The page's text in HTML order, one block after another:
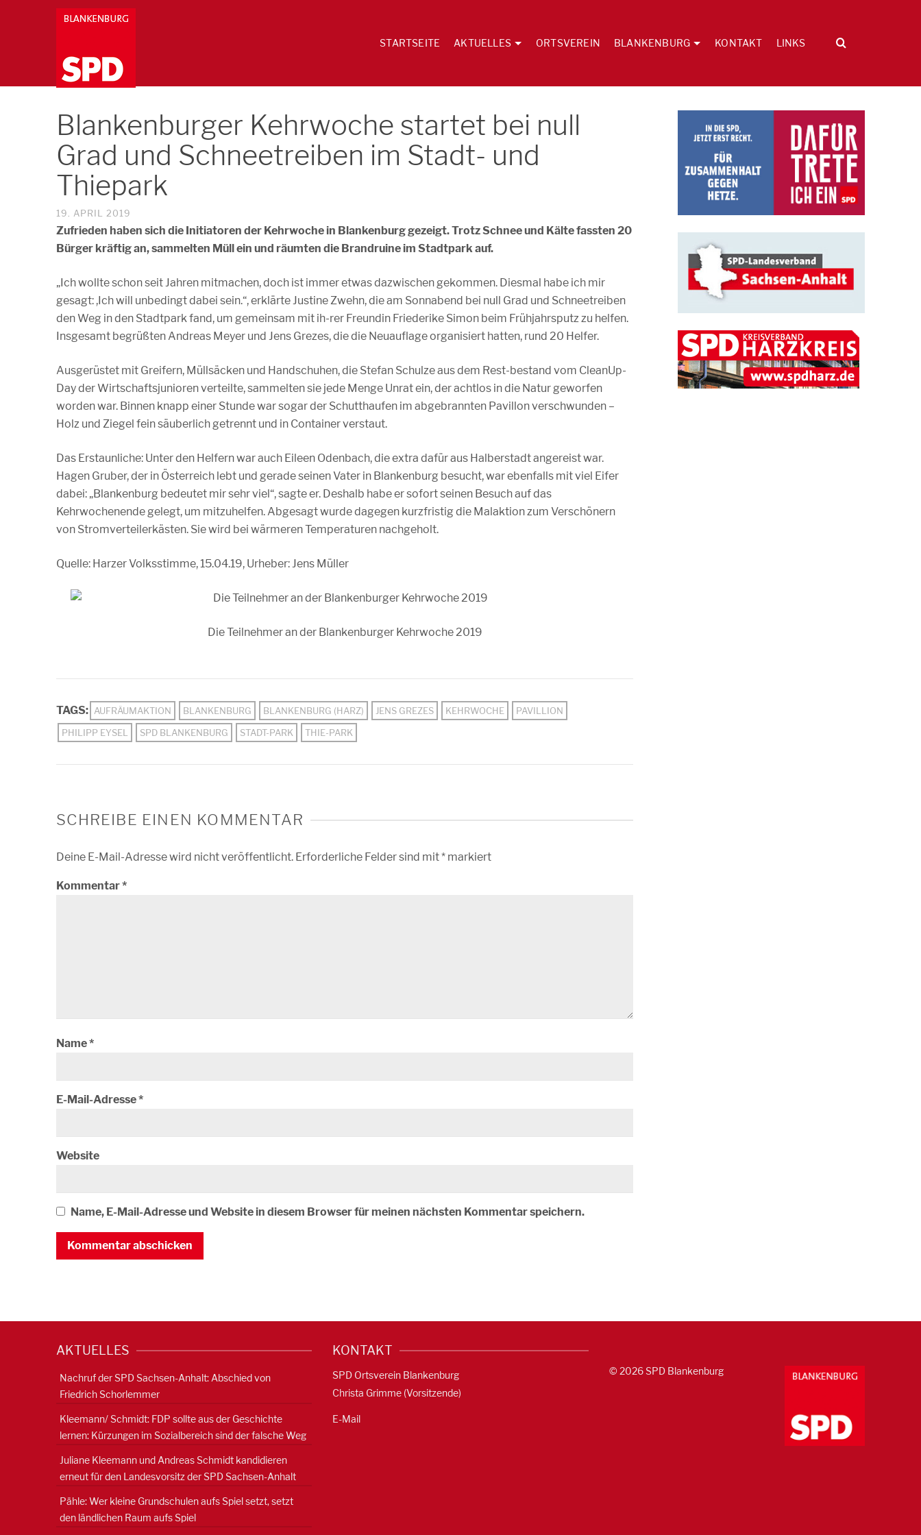
STARTSEITE AKTUELLES ORTSVEREIN BLANKENBURG KONTAKT LINKS
Blankenburger Kehrwoche startet bei null
Grad und Schneetreiben im Stadt- und
Thiepark
19. APRIL 2019
Zufrieden haben sich die Initiatoren der Kehrwoche in Blankenburg gezeigt. Trotz Schnee und Kälte fassten 20
Bürger kräftig an, sammelten Müll ein und räumten die Brandruine im Stadtpark auf.
„Ich wollte schon seit Jahren mitmachen, doch ist immer etwas dazwischen gekommen. Diesmal habe ich mir
gesagt: ,Ich will unbedingt dabei sein.“, erklärte Justine Zwehn, die am Sonnabend bei null Grad und Schneetreiben
den Weg in den Stadtpark fand, um gemeinsam mit ih-rer Freundin Friederike Simon beim Frühjahrsputz zu helfen.
Insgesamt begrüßten Andreas Meyer und Jens Grezes, die die Neuauflage organisiert hatten, rund 20 Helfer.
Ausgerüstet mit Greifern, Müllsäcken und Handschuhen, die Stefan Schulze aus dem Rest-bestand vom CleanUp-
Day der Wirtschaftsjunioren verteilte, sammelten sie jede Menge Unrat ein, der achtlos in die Natur geworfen
worden war. Binnen knapp einer Stunde war sogar der Schutthaufen im abgebrannten Pavillon verschwunden –
Holz und Ziegel fein säuberlich getrennt und in Container verstaut.
Das Erstaunliche: Unter den Helfern war auch Eileen Odenbach, die extra dafür aus Halberstadt angereist war.
Hagen Gruber, der in Österreich lebt und gerade seinen Vater in Blankenburg besucht, war ebenfalls mit viel Eifer
dabei: „Blankenburg bedeutet mir sehr viel“, sagte er. Deshalb habe er sofort seinen Besuch auf das
Kehrwochenende gelegt, um mitzuhelfen. Abgesagt wurde dagegen kurzfristig die Malaktion zum Verschönern
von Stromverteilerkästen. Sie wird bei wärmeren Temperaturen nachgeholt.
Quelle: Harzer Volksstimme, 15.04.19, Urheber: Jens Müller
Die Teilnehmer an der Blankenburger Kehrwoche 2019
TAGS: AUFRÄUMAKTION BLANKENBURG BLANKENBURG (HARZ) JENS GREZES KEHRWOCHE
PAVILLION
PHILIPP EYSEL
SPD BLANKENBURG STADT-PARK THIE-PARK
SCHREIBE EINEN KOMMENTAR
Deine E-Mail-Adresse wird nicht veröffentlicht. Erforderliche Felder sind mit* markiert
Kommentar*
Name*
E-Mail-Adresse*
Website
Name, E-Mail-Adresse und Website in diesem Browser für meinen nächsten Kommentar speichern.
AKTUELLES
Nachruf der SPD Sachsen-Anhalt: Abschied von
Friedrich Schorlemmer
Kleemann/ Schmidt: FDP sollte aus der Geschichte
lernen: Kürzungen im Sozialbereich sind der falsche Weg
Juliane Kleemann und Andreas Schmidt kandidieren
erneut für den Landesvorsitz der SPD Sachsen-Anhalt
Pähle: Wer kleine Grundschulen aufs Spiel setzt, setzt
den ländlichen Raum aufs Spiel
KONTAKT
SPD Ortsverein Blankenburg
Christa Grimme (Vorsitzende)
E-Mail
© 2026 SPD Blankenburg